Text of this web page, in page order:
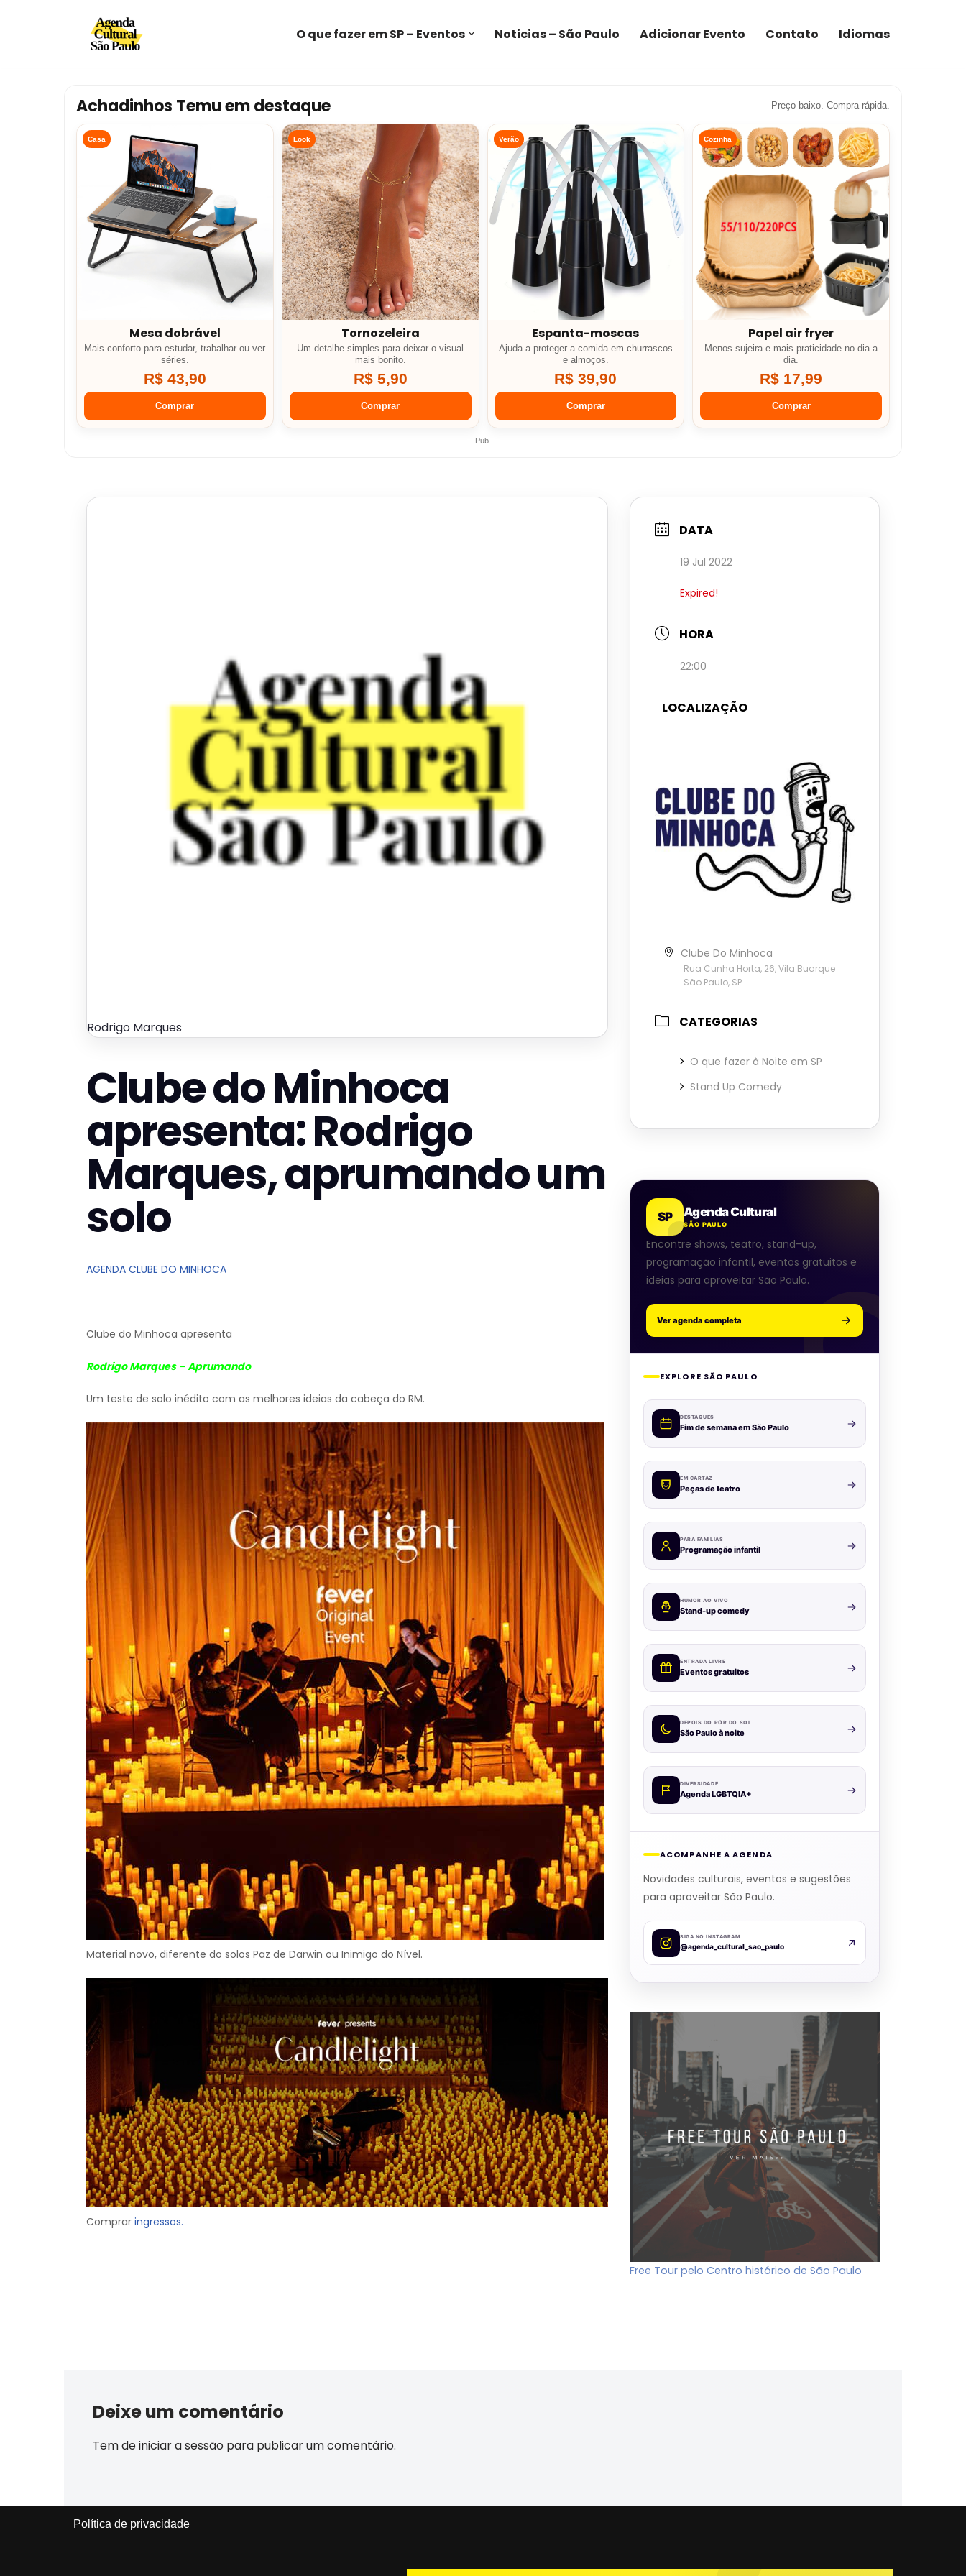
O que fazer em SP – Eventos Noticias – São Paulo Adicionar Evento Contato Idiomas
Achadinhos Temu em destaque Preço baixo. Compra rápida.
Casa
Mesa dobrável
Mais conforto para estudar, trabalhar ou ver
séries.
R$ 43,90
Comprar
Look
Tornozeleira
Um detalhe simples para deixar o visual
mais bonito.
R$ 5,90
Comprar
Verão
Espanta-moscas
Ajuda a proteger a comida em churrascos
e almoços.
R$ 39,90
Comprar
Cozinha
Papel air fryer
Menos sujeira e mais praticidade no dia a
dia.
R$ 17,99
Comprar
Pub.
Rodrigo Marques
Clube do Minhoca
apresenta: Rodrigo
Marques, aprumando um
solo
AGENDA CLUBE DO MINHOCA
Clube do Minhoca apresenta
Rodrigo Marques – Aprumando
Um teste de solo inédito com as melhores ideias da cabeça do RM.
Material novo, diferente do solos Paz de Darwin ou Inimigo do Nível.
Comprar ingressos.
DATA
19 Jul 2022
Expired!
HORA
22:00
LOCALIZAÇÃO
Clube Do Minhoca
Rua Cunha Horta, 26, Vila Buarque
São Paulo, SP
CATEGORIAS
O que fazer à Noite em SP
Stand Up Comedy
SP Agenda Cultural
SÃO PAULO
Encontre shows, teatro, stand-up,
programação infantil, eventos gratuitos e
ideias para aproveitar São Paulo.
Ver agenda completa
EXPLORE SÃO PAULO
DESTAQUES
Fim de semana em São Paulo
EM CARTAZ
Peças de teatro
PARA FAMÍLIAS
Programação infantil
HUMOR AO VIVO
Stand-up comedy
ENTRADA LIVRE
Eventos gratuitos
DEPOIS DO PÔR DO SOL
São Paulo à noite
DIVERSIDADE
Agenda LGBTQIA+
ACOMPANHE A AGENDA
Novidades culturais, eventos e sugestões
para aproveitar São Paulo.
SIGA NO INSTAGRAM
@agenda_cultural_sao_paulo
Free Tour pelo Centro histórico de São Paulo
Deixe um comentário
Tem deiniciar a sessão para publicar um comentário.
Política de privacidade